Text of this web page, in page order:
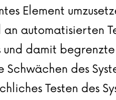
Element
automatisierten
und damit
Schwächen des
Testen des